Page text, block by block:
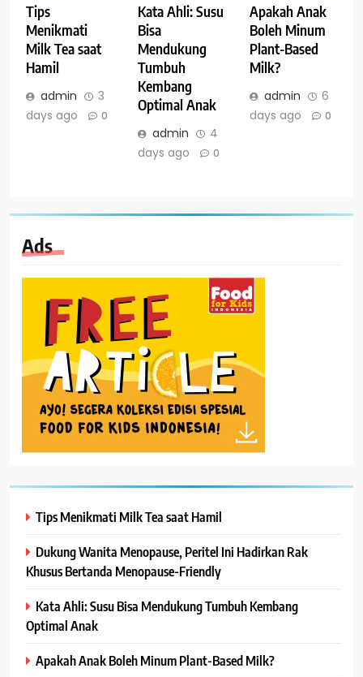
Tips
Menikmati
Milk Tea saat
Hamil
admin
3
days ago
0
Kata Ahli: Susu
Bisa
Mendukung
Tumbuh
Kembang
Optimal Anak
admin
4
days ago
0
Apakah Anak
Boleh Minum
Plant-Based
Milk?
admin
6
days ago
0
Ads
Tips Menikmati Milk Tea saat Hamil
Dukung Wanita Menopause, Peritel Ini Hadirkan Rak
Khusus Bertanda Menopause-Friendly
Kata Ahli: Susu Bisa Mendukung Tumbuh Kembang
Optimal Anak
Apakah Anak Boleh Minum Plant-Based Milk?